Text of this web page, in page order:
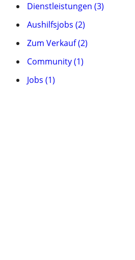
Dienstleistungen (3)
Aushilfsjobs (2)
Zum Verkauf (2)
Community (1)
Jobs (1)